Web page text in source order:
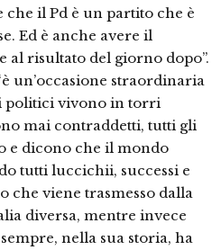
il Pd è un partito che è
Ed è anche avere il
al risultato del giorno dopo”.
un’occasione straordinaria
politici vivono in torri
mai contraddetti, tutti gli
e dicono che il mondo
tutti luccichii, successi e
che viene trasmesso dalla
diversa, mentre invece
nella sua storia, ha